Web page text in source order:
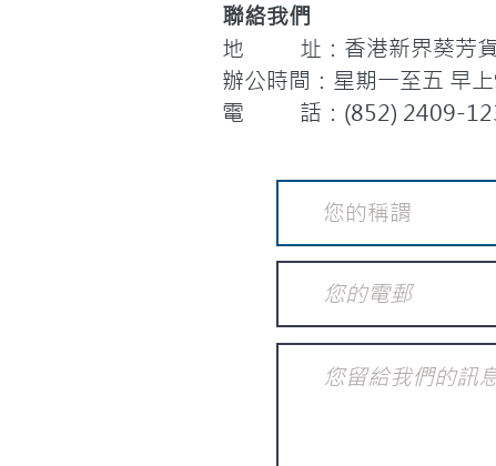
聯絡我們
地 址：香港新界葵芳貨
辦公時間：星期一至五 早
電 話：(852) 2409-